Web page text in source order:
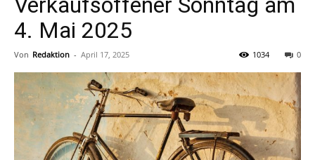
4. Mai 2025
Von Redaktion - April 17, 2025 0
1034